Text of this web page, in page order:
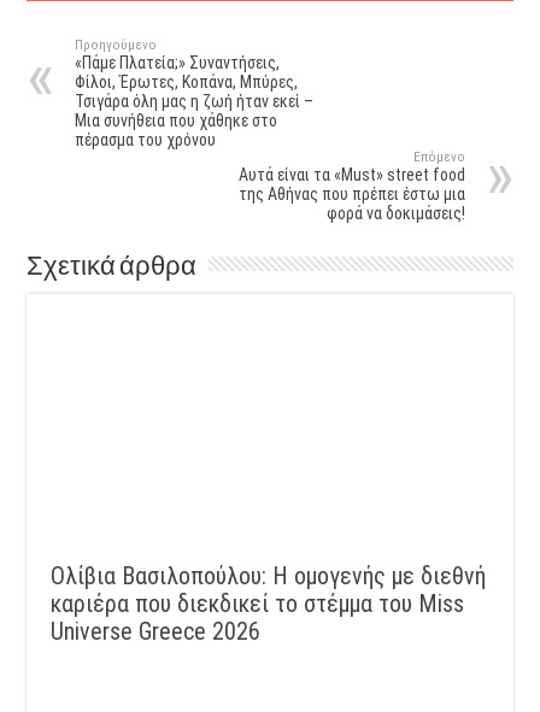
Προηγούμενο
«Πάμε Πλατεία;» Συναντήσεις,
Φίλοι, Έρωτες, Κοπάνα, Μπύρες,
Τσιγάρα όλη μας η ζωή ήταν εκεί –
Μια συνήθεια που χάθηκε στο
πέρασμα του χρόνου
Επόμενο
Αυτά είναι τα «Must» street food
της Aθήνας που πρέπει έστω μια
φορά να δοκιμάσεις!
Σχετικά άρθρα
Ολίβια Βασιλοπούλου: Η ομογενής με διεθνή
καριέρα που διεκδικεί το στέμμα του Miss
Universe Greece 2026